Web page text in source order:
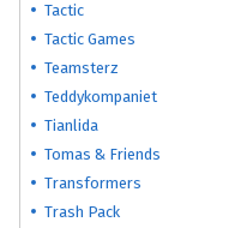
Tactic
Tactic Games
Teamsterz
Teddykompaniet
Tianlida
Tomas & Friends
Transformers
Trash Pack